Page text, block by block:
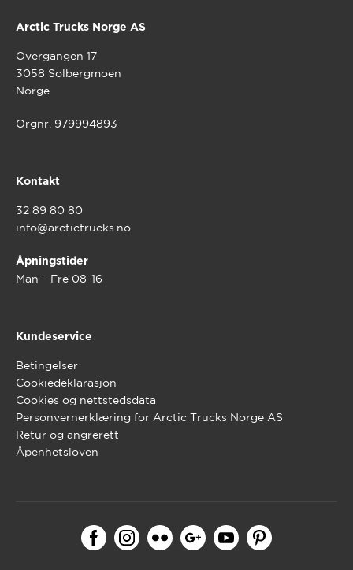
Arctic Trucks Norge AS
Overgangen 17
3058 Solbergmoen
Norge
Orgnr. 979994893
Kontakt
32 89 80 80
info@arctictrucks.no
Åpningstider
Man – Fre 08-16
Kundeservice
Betingelser
Cookiedeklarasjon
Cookies og nettstedsdata
Personvernerklæring for Arctic Trucks Norge AS
Retur og angrerett
Åpenhetsloven